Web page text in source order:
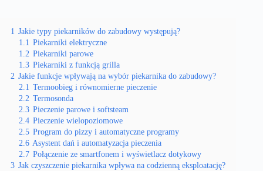
1 Jakie typy piekarników do zabudowy występują?
1.1 Piekarniki elektryczne
1.2 Piekarniki parowe
1.3 Piekarniki z funkcją grilla
2 Jakie funkcje wpływają na wybór piekarnika do zabudowy?
2.1 Termoobieg i równomierne pieczenie
2.2 Termosonda
2.3 Pieczenie parowe i softsteam
2.4 Pieczenie wielopoziomowe
2.5 Program do pizzy i automatyczne programy
2.6 Asystent dań i automatyzacja pieczenia
2.7 Połączenie ze smartfonem i wyświetlacz dotykowy
3 Jak czyszczenie piekarnika wpływa na codzienną eksploatację?